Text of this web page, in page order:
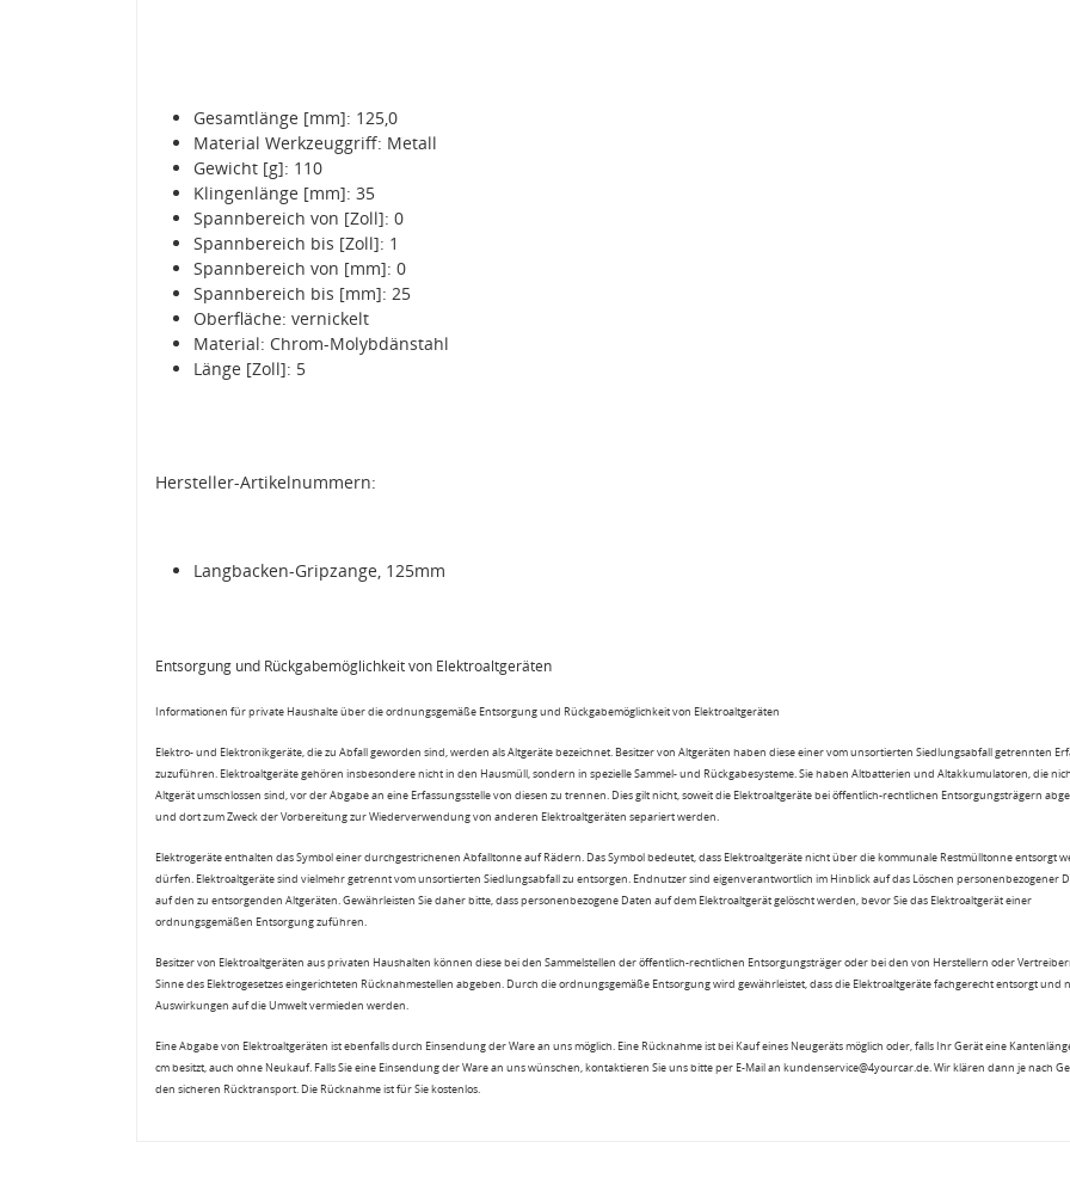
Gesamtlänge [mm]: 125,0
Material Werkzeuggriff: Metall
Gewicht [g]: 110
Klingenlänge [mm]: 35
Spannbereich von [Zoll]: 0
Spannbereich bis [Zoll]: 1
Spannbereich von [mm]: 0
Spannbereich bis [mm]: 25
Oberfläche: vernickelt
Material: Chrom-Molybdänstahl
Länge [Zoll]: 5
Hersteller-Artikelnummern:
Langbacken-Gripzange, 125mm
Entsorgung und Rückgabemöglichkeit von Elektroaltgeräten
Informationen für private Haushalte über die ordnungsgemäße Entsorgung und Rückgabemöglichkeit von Elektroaltgeräten
Elektro- und Elektronikgeräte, die zu Abfall geworden sind, werden als Altgeräte bezeichnet. Besitzer von Altgeräten haben diese einer vom unsortierten Siedlungsabfall getrennten
zuzuführen. Elektroaltgeräte gehören insbesondere nicht in den Hausmüll, sondern in spezielle Sammel- und Rückgabesysteme. Sie haben Altbatterien und Altakkumulatoren, die
Altgerät umschlossen sind, vor der Abgabe an eine Erfassungsstelle von diesen zu trennen. Dies gilt nicht, soweit die Elektroaltgeräte bei öffentlich-rechtlichen Entsorgungsträgern
und dort zum Zweck der Vorbereitung zur Wiederverwendung von anderen Elektroaltgeräten separiert werden.
Elektrogeräte enthalten das Symbol einer durchgestrichenen Abfalltonne auf Rädern. Das Symbol bedeutet, dass Elektroaltgeräte nicht über die kommunale Restmülltonne entsorgt
dürfen. Elektroaltgeräte sind vielmehr getrennt vom unsortierten Siedlungsabfall zu entsorgen. Endnutzer sind eigenverantwortlich im Hinblick auf das Löschen personenbezogener
auf den zu entsorgenden Altgeräten. Gewährleisten Sie daher bitte, dass personenbezogene Daten auf dem Elektroaltgerät gelöscht werden, bevor Sie das Elektroaltgerät einer
ordnungsgemäßen Entsorgung zuführen.
Besitzer von Elektroaltgeräten aus privaten Haushalten können diese bei den Sammelstellen der öffentlich-rechtlichen Entsorgungsträger oder bei den von Herstellern oder
Sinne des Elektrogesetzes eingerichteten Rücknahmestellen abgeben. Durch die ordnungsgemäße Entsorgung wird gewährleistet, dass die Elektroaltgeräte fachgerecht entsorgt und
Auswirkungen auf die Umwelt vermieden werden.
Eine Abgabe von Elektroaltgeräten ist ebenfalls durch Einsendung der Ware an uns möglich. Eine Rücknahme ist bei Kauf eines Neugeräts möglich oder, falls Ihr Gerät eine
cm besitzt, auch ohne Neukauf. Falls Sie eine Einsendung der Ware an uns wünschen, kontaktieren Sie uns bitte per E-Mail an kundenservice@4yourcar.de. Wir klären dann je nach
den sicheren Rücktransport. Die Rücknahme ist für Sie kostenlos.